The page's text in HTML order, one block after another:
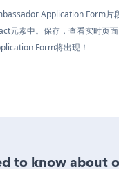
Application Form片
元素中。保存，查看实时页
Form将出现！
to know about